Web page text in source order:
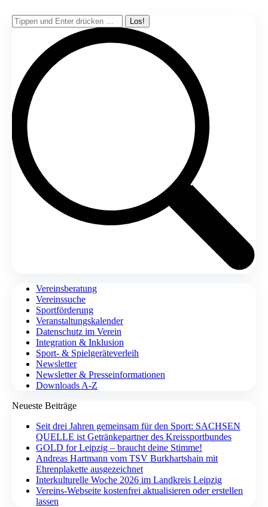
Search:
Vereinsberatung
Vereinssuche
Sportförderung
Veranstaltungskalender
Datenschutz im Verein
Integration & Inklusion
Sport- & Spielgeräteverleih
Newsletter
Newsletter & Presseinformationen
Downloads A-Z
Neueste Beiträge
Seit drei Jahren gemeinsam für den Sport: SACHSEN
QUELLE ist Getränkepartner des Kreissportbundes
GOLD for Leipzig – braucht deine Stimme!
Andreas Hartmann vom TSV Burkhartshain mit
Ehrenplakette ausgezeichnet
Interkulturelle Woche 2026 im Landkreis Leipzig
Vereins-Webseite kostenfrei aktualisieren oder erstellen
lassen